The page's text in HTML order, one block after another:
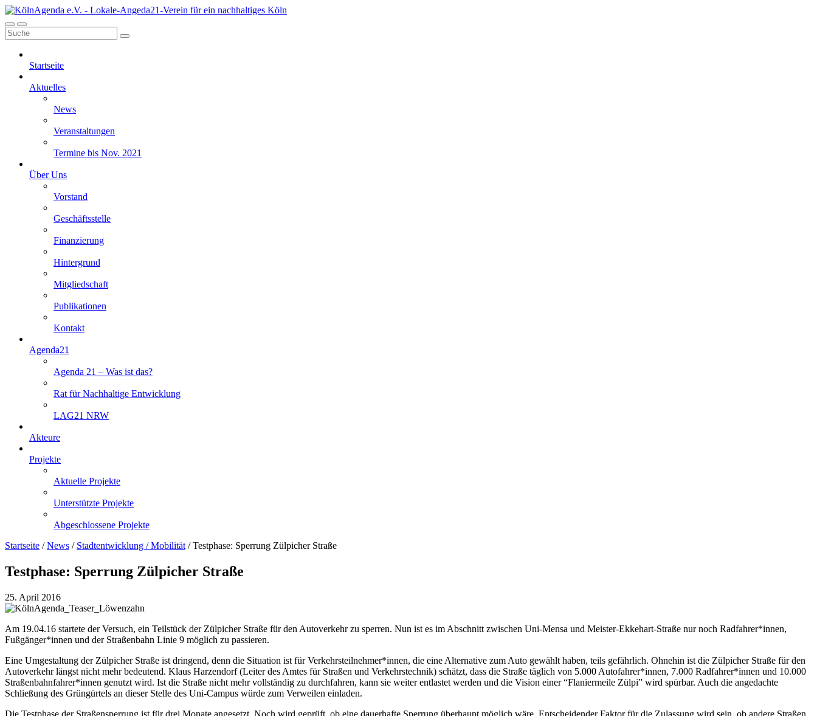
Startseite
Aktuelles
News
Veranstaltungen
Termine bis Nov. 2021
Über Uns
Vorstand
Geschäftsstelle
Finanzierung
Hintergrund
Mitgliedschaft
Publikationen
Kontakt
Agenda21
Agenda 21 – Was ist das?
Rat für Nachhaltige Entwicklung
LAG21 NRW
Akteure
Projekte
Aktuelle Projekte
Unterstützte Projekte
Abgeschlossene Projekte
Startseite /News / Stadtentwicklung / Mobilität /Testphase: Sperrung Zülpicher Straße
Testphase: Sperrung Zülpicher Straße
25. April 2016
Am 19.04.16 startete der Versuch, ein Teilstück der Zülpicher Straße für den Autoverkehr zu sperren. Nun ist es im Abschnitt zwischen Uni-Mensa und Meister-Ekkehart-Straße nur noch Radfahrer*innen,
Fußgänger*innen und der Straßenbahn Linie 9 möglich zu passieren.
Eine Umgestaltung der Zülpicher Straße ist dringend, denn die Situation ist für Verkehrsteilnehmer*innen, die eine Alternative zum Auto gewählt haben, teils gefährlich. Ohnehin ist die Zülpicher Straße für den
Autoverkehr längst nicht mehr bedeutend. Klaus Harzendorf (Leiter des Amtes für Straßen und Verkehrstechnik) schätzt, dass die Straße täglich von 5.000 Autofahrer*innen, 7.000 Radfahrer*innen und 10.000
Straßenbahnfahrer*innen genutzt wird. Ist die Straße nicht mehr vollständig zu durchfahren, kann sie weiter entlastet werden und die Vision einer “Flaniermeile Zülpi” wird spürbar. Auch die angedachte
Schließung des Grüngürtels an dieser Stelle des Uni-Campus würde zum Verweilen einladen.
Die Testphase der Straßensperrung ist für drei Monate angesetzt. Noch wird geprüft, ob eine dauerhafte Sperrung überhaupt möglich wäre. Entscheidender Faktor für die Zulassung wird sein, ob andere Straßen